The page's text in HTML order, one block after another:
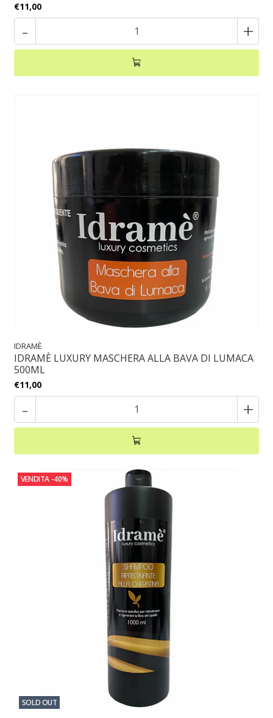
€11,00
- +
IDRAMÈ
IDRAMÈ LUXURY MASCHERA ALLA BAVA DI LUMACA
500ML
€11,00
- +
VENDITA -40%
SOLD OUT